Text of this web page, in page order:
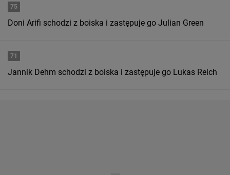
75
Doni Arifi schodzi z boiska i zastępuje go Julian Green
71
Jannik Dehm schodzi z boiska i zastępuje go Lukas Reich